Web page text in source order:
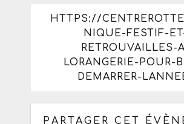
HTTPS://
NIQUE-FESTIF-
RETROUVAILLES-
LORANGERIE-POUR-
DEMARRER-
PARTAGER CET